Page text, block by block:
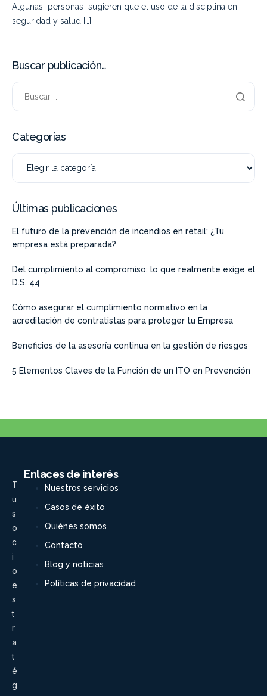
Algunas personas sugieren que el uso de la disciplina en
seguridad y salud […]
Buscar publicación…
Categorías
Últimas publicaciones
El futuro de la prevención de incendios en retail: ¿Tu
empresa está preparada?
Del cumplimiento al compromiso: lo que realmente exige el
D.S. 44
Cómo asegurar el cumplimiento normativo en la
acreditación de contratistas para proteger tu Empresa
Beneficios de la asesoría continua en la gestión de riesgos
5 Elementos Claves de la Función de un ITO en Prevención
T
u
s
o
c
i
o
e
s
t
r
a
t
é
g
Enlaces de interés
Nuestros servicios
Casos de éxito
Quiénes somos
Contacto
Blog y noticias
Políticas de privacidad